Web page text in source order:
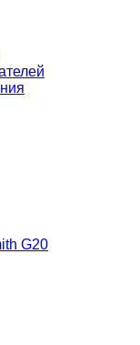
G20